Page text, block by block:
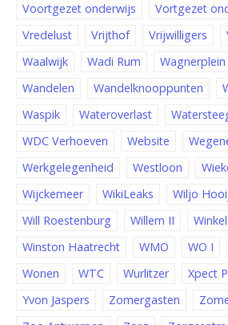
Voortgezet onderwijs
Vortgezet
Vredelust
Vrijthof Vrijwilligers
Waalwijk
Wadi Rum Wagnerplein
Wandelen
Wandelknooppunten
Waspik
Wateroverlast
WDC Verhoeven
Website
Werkgelegenheid
Westloon
Wijckemeer
WikiLeaks
Wiljo
Will Roestenburg
Willem II
Winston Haatrecht
WMO WO I
Wonen
WTC Wurlitzer
Xpect
Yvon Jaspers
Zomergasten